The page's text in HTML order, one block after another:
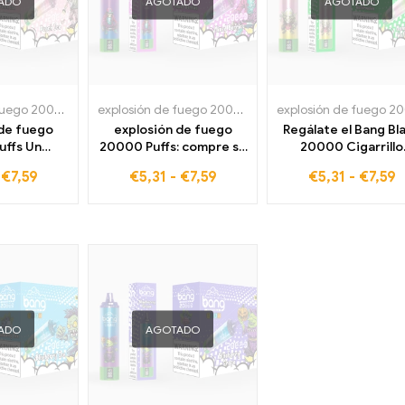
explosión de fuego 20000 bocanadas ,Cigarrillos electrónicos desechables en
fuego
Un
€7,59
explosión de fuego 20000 bocanadas ,Cigarrillos
explosión de fuego
20000 Puffs: compre su
desechable con bayas
€5,31 - €7,59
Regálate el Bang
20000 Cigarrillo
Puffs Mango Peach
€5,31 - €7,59
AGOTADO